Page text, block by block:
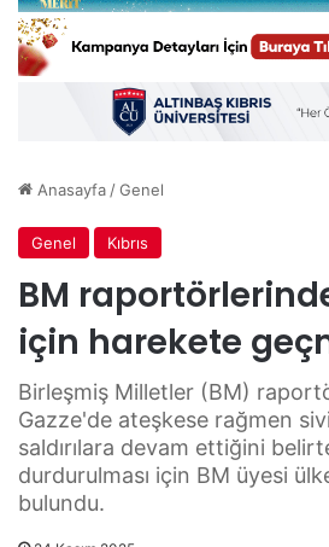
Anasayfa/Genel
Genel Kıbrıs
BM
için harekete
Birleşmiş Milletler (BM)
Gazze'de ateşkese rağmen
saldırılara devam ettiğini
durdurulması için BM üyesi
bulundu.